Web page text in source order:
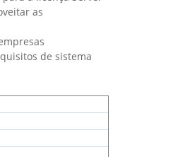
as
de sistema